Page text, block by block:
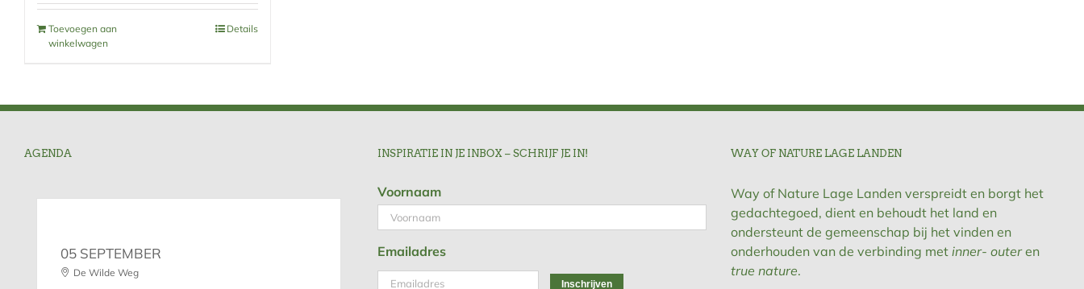
Toevoegen aan
winkelwagen
Details
AGENDA
05 SEPTEMBER
De Wilde Weg
INSPIRATIE IN JE INBOX – SCHRIJF JE IN!
Voornaam
Emailadres
WAY OF NATURE LAGE LANDEN
Way of Nature Lage Landen verspreidt en borgt het
gedachtegoed, dient en behoudt het land en
ondersteunt de gemeenschap bij het vinden en
onderhouden van de verbinding met inner- outeren
true nature.